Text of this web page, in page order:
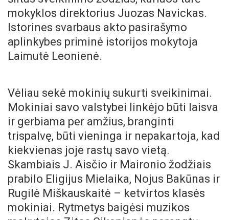
mokyklos direktorius Juozas Navickas.
Istorines svarbaus akto pasirašymo
aplinkybes priminė istorijos mokytoja
Laimutė Leonienė.
Vėliau sekė mokinių sukurti sveikinimai.
Mokiniai savo valstybei linkėjo būti laisva
ir gerbiama per amžius, branginti
trispalvę, būti vieninga ir nepakartoja, kad
kiekvienas joje rastų savo vietą.
Skambiais J. Aisčio ir Maironio žodžiais
prabilo Eligijus Mielaika, Nojus Bakūnas ir
Rugilė Miškauskaitė – ketvirtos klasės
mokiniai. Rytmetys baigėsi muzikos